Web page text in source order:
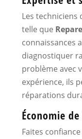
Les
telle que
connaissances
diagnostiquer
problème avec
expérience, ils
réparations
Économie
Faites